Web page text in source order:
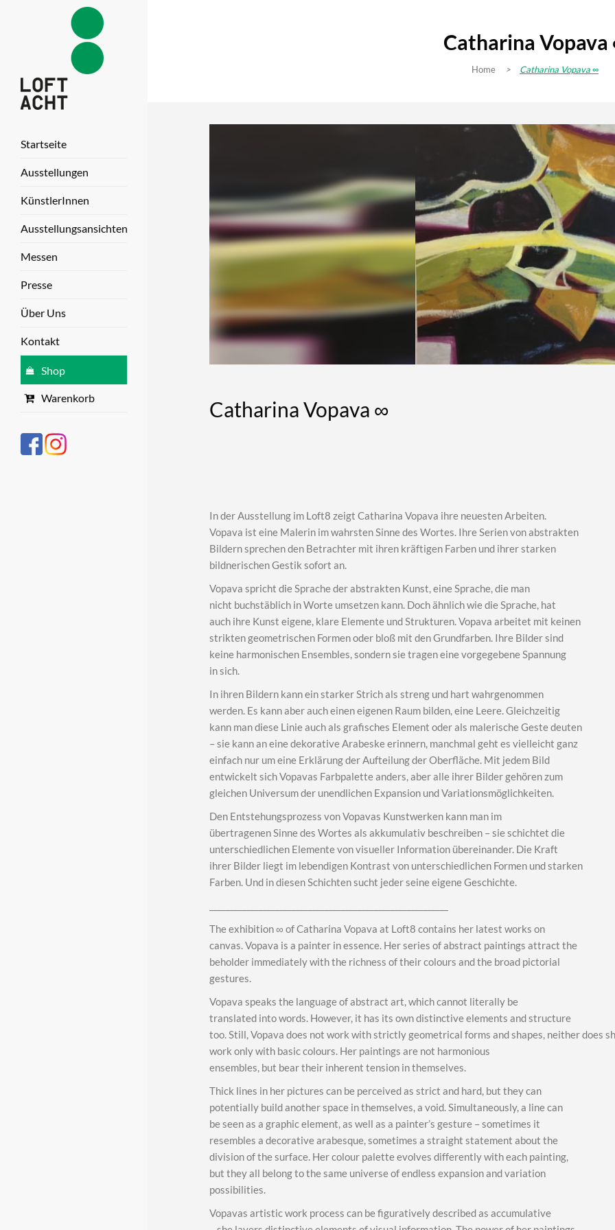
Startseite
Ausstellungen
KünstlerInnen
Ausstellungsansichten
Messen
Presse
Über Uns
Kontakt
Shop
Warenkorb
Catharina Vopava
Home > Catharina Vopava ∞
Catharina Vopava ∞
In der Ausstellung im Loft8 zeigt Catharina Vopava ihre neuesten Arbeiten.
Vopava ist eine Malerin im wahrsten Sinne des Wortes. Ihre Serien von abstrakten
Bildern sprechen den Betrachter mit ihren kräftigen Farben und ihrer starken
bildnerischen Gestik sofort an.
Vopava spricht die Sprache der abstrakten Kunst, eine Sprache, die man
nicht buchstäblich in Worte umsetzen kann. Doch ähnlich wie die Sprache, hat
auch ihre Kunst eigene, klare Elemente und Strukturen. Vopava arbeitet mit keinen
strikten geometrischen Formen oder bloß mit den Grundfarben. Ihre Bilder sind
keine harmonischen Ensembles, sondern sie tragen eine vorgegebene Spannung
in sich.
In ihren Bildern kann ein starker Strich als streng und hart wahrgenommen
werden. Es kann aber auch einen eigenen Raum bilden, eine Leere. Gleichzeitig
kann man diese Linie auch als grafisches Element oder als malerische Geste deuten
– sie kann an eine dekorative Arabeske erinnern, manchmal geht es vielleicht ganz
einfach nur um eine Erklärung der Aufteilung der Oberfläche. Mit jedem Bild
entwickelt sich Vopavas Farbpalette anders, aber alle ihrer Bilder gehören zum
gleichen Universum der unendlichen Expansion und Variationsmöglichkeiten.
Den Entstehungsprozess von Vopavas Kunstwerken kann man im
übertragenen Sinne des Wortes als akkumulativ beschreiben – sie schichtet die
unterschiedlichen Elemente von visueller Information übereinander. Die Kraft
ihrer Bilder liegt im lebendigen Kontrast von unterschiedlichen Formen und starken
Farben. Und in diesen Schichten sucht jeder seine eigene Geschichte.
The exhibition ∞ of Catharina Vopava at Loft8 contains her latest works on
canvas. Vopava is a painter in essence. Her series of abstract paintings attract the
beholder immediately with the richness of their colours and the broad pictorial
gestures.
Vopava speaks the language of abstract art, which cannot literally be
translated into words. However, it has its own distinctive elements and structure
too. Still, Vopava does not work with strictly geometrical forms and shapes, neither does
work only with basic colours. Her paintings are not harmonious
ensembles, but bear their inherent tension in themselves.
Thick lines in her pictures can be perceived as strict and hard, but they can
potentially build another space in themselves, a void. Simultaneously, a line can
be seen as a graphic element, as well as a painter’s gesture – sometimes it
resembles a decorative arabesque, sometimes a straight statement about the
division of the surface. Her colour palette evolves differently with each painting,
but they all belong to the same universe of endless expansion and variation
possibilities.
Vopavas artistic work process can be figuratively described as accumulative